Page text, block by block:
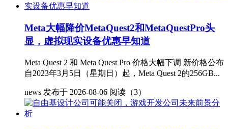
Meta大幅降价MetaQuest2和MetaQuestPro头
显，虚拟现实设备优惠早知道
Meta Quest 2 和 Meta Quest Pro 价格大幅下调 新价格公布
自2023年3月5日（星期日）起，Meta Quest 2的256GB...
news 发布于 2026-08-06 阅读（3）